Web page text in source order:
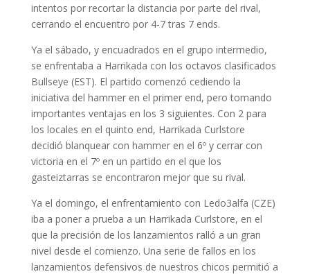
intentos por recortar la distancia por parte del rival,
cerrando el encuentro por 4-7 tras 7 ends.
Ya el sábado, y encuadrados en el grupo intermedio,
se enfrentaba a Harrikada con los octavos clasificados
Bullseye (EST). El partido comenzó cediendo la
iniciativa del hammer en el primer end, pero tomando
importantes ventajas en los 3 siguientes. Con 2 para
los locales en el quinto end, Harrikada Curlstore
decidió blanquear con hammer en el 6º y cerrar con
victoria en el 7º en un partido en el que los
gasteiztarras se encontraron mejor que su rival.
Ya el domingo, el enfrentamiento con Ledo3alfa (CZE)
iba a poner a prueba a un Harrikada Curlstore, en el
que la precisión de los lanzamientos ralló a un gran
nivel desde el comienzo. Una serie de fallos en los
lanzamientos defensivos de nuestros chicos permitió a